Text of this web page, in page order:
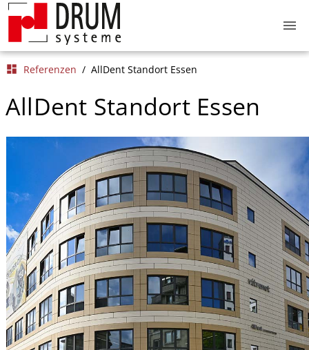
menu
dashboard Referenzen / AllDent Standort Essen
AllDent Standort Essen